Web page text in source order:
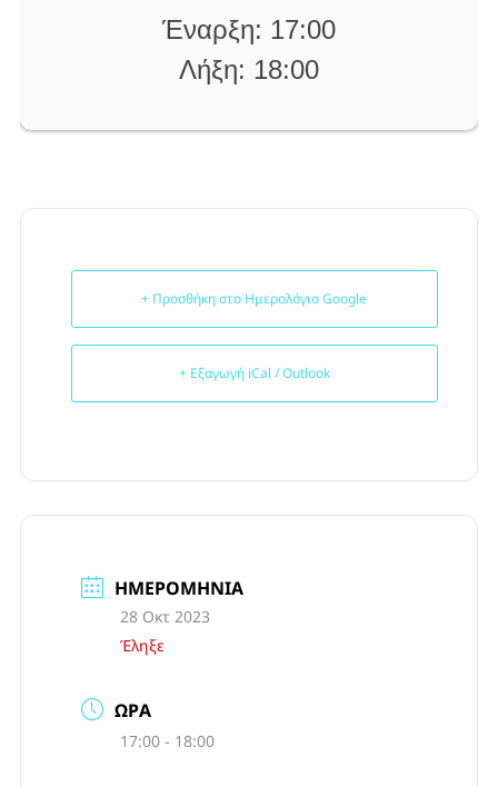
Έναρξη: 17:00
Λήξη: 18:00
+ Προσθήκη στο Ημερολόγιο Google
+ Εξαγωγή iCal / Outlook
ΗΜΕΡΟΜΗΝΊΑ
28 Οκτ 2023
Έληξε
ΏΡΑ
17:00 - 18:00